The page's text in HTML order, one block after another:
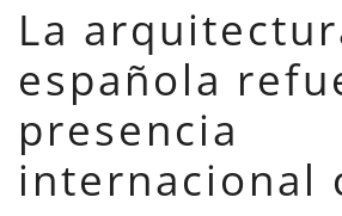
La
española
presencia
internacional